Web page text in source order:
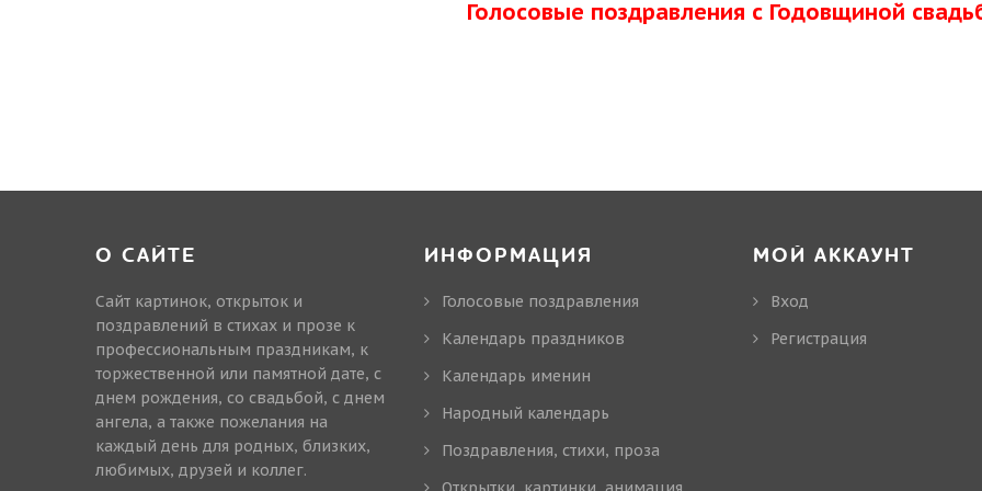
Голосовые поздравления с Годовщиной
О САЙТЕ
Сайт картинок, открыток и
поздравлений в стихах и прозе к
профессиональным праздникам, к
торжественной или памятной дате, с
днем рождения, со свадьбой, с днем
ангела, а также пожелания на
каждый день для родных, близких,
любимых, друзей и коллег.
ИНФОРМАЦИЯ
Голосовые поздравления
Календарь праздников
Календарь именин
Народный календарь
Поздравления, стихи, проза
МОЙ АККАУНТ
Вход
Регистрация